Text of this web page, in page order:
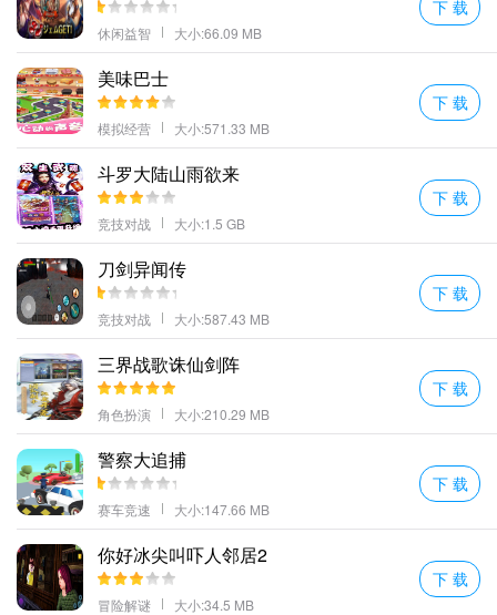
休闲益智 大小:66.09 MB
下 载
美味巴士
模拟经营 大小:571.33 MB
下 载
斗罗大陆山雨欲来
竞技对战 大小:1.5 GB
下 载
刀剑异闻传
竞技对战 大小:587.43 MB
下 载
三界战歌诛仙剑阵
角色扮演 大小:210.29 MB
下 载
警察大追捕
赛车竞速 大小:147.66 MB
下 载
你好冰尖叫吓人邻居2
冒险解谜 大小:34.5 MB
下 载